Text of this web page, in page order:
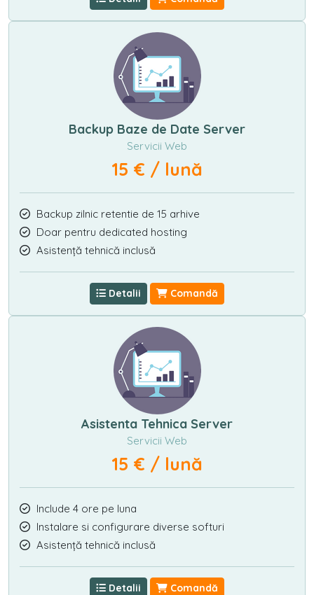
Backup Baze de Date Server
Servicii Web
15 € / lună
Backup zilnic retentie de 15 arhive
Doar pentru dedicated hosting
Asistență tehnică inclusă
Detalii Comandă
Asistenta Tehnica Server
Servicii Web
15 € / lună
Include 4 ore pe luna
Instalare si configurare diverse softuri
Asistență tehnică inclusă
Detalii Comandă